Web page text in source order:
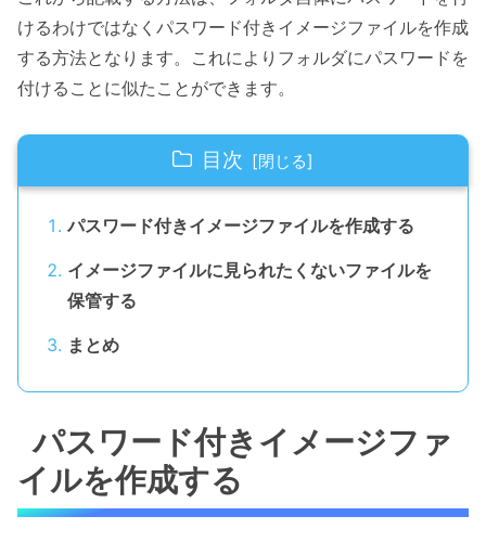
けるわけではなくパスワード付きイメージファイルを作成
する方法となります。これによりフォルダにパスワードを
付けることに似たことができます。
目次
パスワード付きイメージファイルを作成する
イメージファイルに見られたくないファイルを
保管する
まとめ
パスワード付きイメージファ
イルを作成する